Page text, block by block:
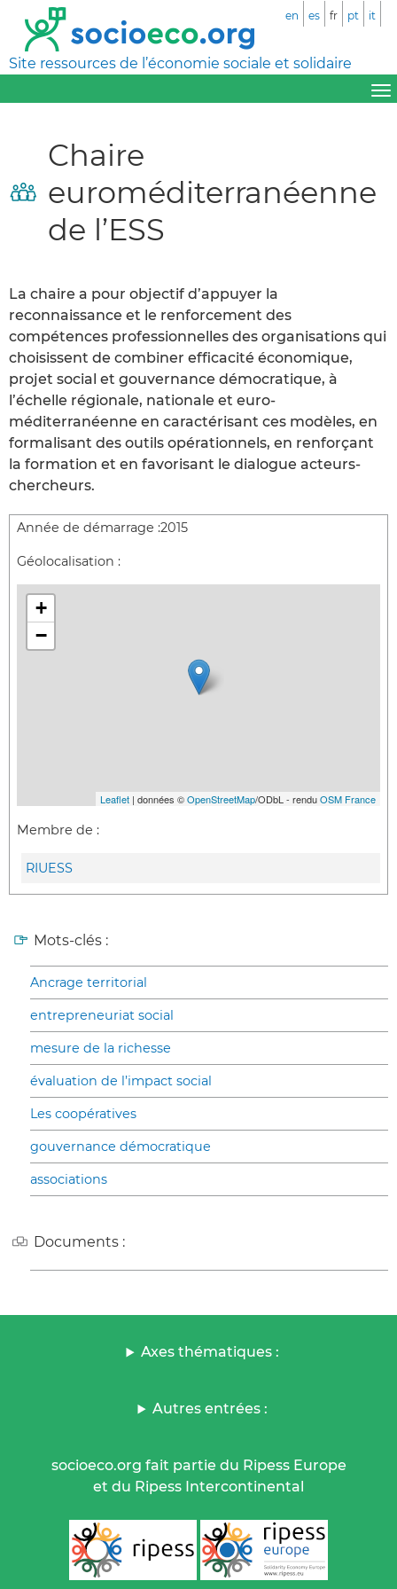
Site ressources de l’économie sociale et solidaire
en es fr pt it
Chaire
euroméditerranéenne
de l’ESS
La chaire a pour objectif d’appuyer la
reconnaissance et le renforcement des
compétences professionnelles des organisations qui
choisissent de combiner efficacité économique,
projet social et gouvernance démocratique, à
l’échelle régionale, nationale et euro-
méditerranéenne en caractérisant ces modèles, en
formalisant des outils opérationnels, en renforçant
la formation et en favorisant le dialogue acteurs-
chercheurs.
Année de démarrage :2015
Géolocalisation :
+
−
Leaflet | données ©OpenStreetMap/ODbL - renduOSM France
Membre de :
RIUESS
Mots-clés :
Ancrage territorial
entrepreneuriat social
mesure de la richesse
évaluation de l’impact social
Les coopératives
gouvernance démocratique
associations
Documents :
Axes thématiques :
Autres entrées :
socioeco.org fait partie du Ripess Europe
et du Ripess Intercontinental